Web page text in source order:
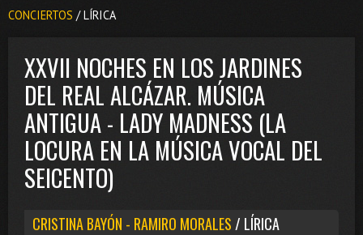
CONCIERTOS / LÍRICA
XXVII NOCHES EN LOS JARDINES
DEL REAL ALCÁZAR. MÚSICA
ANTIGUA - LADY MADNESS (LA
LOCURA EN LA MÚSICA VOCAL DEL
SEICENTO)
CRISTINA BAYÓN - RAMIRO MORALES / LÍRICA